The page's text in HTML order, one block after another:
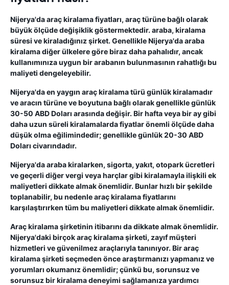
Nijerya'da araç kiralama fiyatları, araç türüne bağlı olarak
büyük ölçüde değişiklik göstermektedir. araba, kiralama
süresi ve kiraladığınız şirket. Genellikle Nijerya'da araba
kiralama diğer ülkelere göre biraz daha pahalıdır, ancak
kullanımınıza uygun bir arabanın bulunmasının rahatlığı bu
maliyeti dengeleyebilir.
Nijerya'da en yaygın araç kiralama türü günlük kiralamadır
ve aracın türüne ve boyutuna bağlı olarak genellikle günlük
30-50 ABD Doları arasında değişir. Bir hafta veya bir ay gibi
daha uzun süreli kiralamalarda fiyatlar önemli ölçüde daha
düşük olma eğilimindedir; genellikle günlük 20-30 ABD
Doları civarındadır.
Nijerya'da araba kiralarken, sigorta, yakıt, otopark ücretleri
ve geçerli diğer vergi veya harçlar gibi kiralamayla ilişkili ek
maliyetleri dikkate almak önemlidir. Bunlar hızlı bir şekilde
toplanabilir, bu nedenle araç kiralama fiyatlarını
karşılaştırırken tüm bu maliyetleri dikkate almak önemlidir.
Araç kiralama şirketinin itibarını da dikkate almak önemlidir.
Nijerya'daki birçok araç kiralama şirketi, zayıf müşteri
hizmetleri ve güvenilmez araçlarıyla tanınıyor. Bir araç
kiralama şirketi seçmeden önce araştırmanızı yapmanız ve
yorumları okumanız önemlidir; çünkü bu, sorunsuz ve
sorunsuz bir kiralama deneyimi sağlamanıza yardımcı